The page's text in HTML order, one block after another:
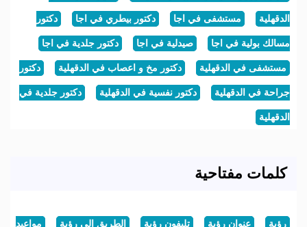
الدقهلية مستشفى في اجا دكتور بيطري في اجا دكتور
مسالك بولية في اجا صيدلية في اجا دكتور جلدية في اجا
مستشفى في الدقهلية دكتور مخ و اعصاب في الدقهلية دكتور
جراحة في الدقهلية دكتور نفسية في الدقهلية دكتور جلدية في
الدقهلية
كلمات مفتاحية
رؤية عنوان رؤية تليفون رؤية الطريق الى رؤية مواعيد